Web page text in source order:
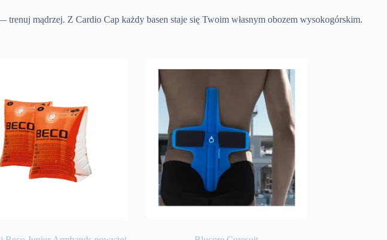
mądrzej. Z Cardio Cap każdy basen staje się Twoim własnym obozem wysokogórskim.